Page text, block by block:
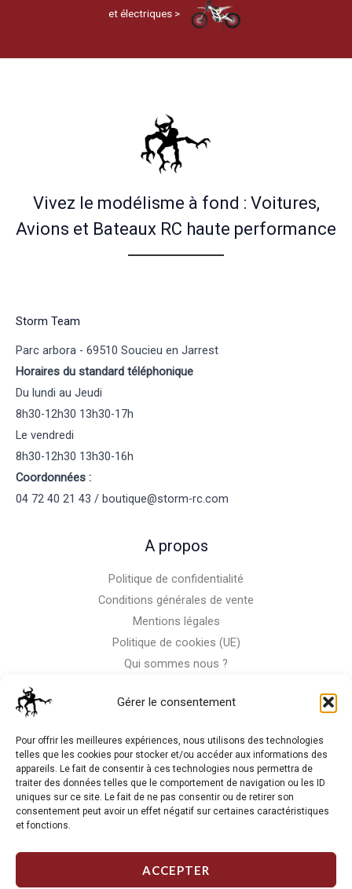
Gérer le consentement
Pour offrir les meilleures expériences, nous utilisons des technologies
telles que les cookies pour stocker et/ou accéder aux informations des
appareils. Le fait de consentir à ces technologies nous permettra de
traiter des données telles que le comportement de navigation ou les ID
uniques sur ce site. Le fait de ne pas consentir ou de retirer son
consentement peut avoir un effet négatif sur certaines caractéristiques
et fonctions.
ACCEPTER
et électriques >
Vivez le modélisme à fond : Voitures,
Avions et Bateaux RC haute performance
Storm Team
Parc arbora - 69510 Soucieu en Jarrest
Horaires du standard téléphonique
Du lundi au Jeudi
8h30-12h30 13h30-17h
Le vendredi
8h30-12h30 13h30-16h
Coordonnées :
04 72 40 21 43 / boutique@storm-rc.com
A propos
Politique de confidentialité
Conditions générales de vente
Mentions légales
Politique de cookies (UE)
Qui sommes nous ?
La RC n'est pas notre seule passion, venez visiter notre shop
de motos